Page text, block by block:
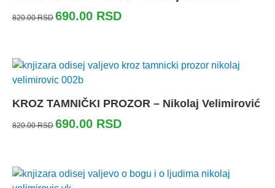
820.00RSD 690.00 RSD
KROZ TAMNIČKI PROZOR – Nikolaj Velimirović
820.00RSD 690.00 RSD